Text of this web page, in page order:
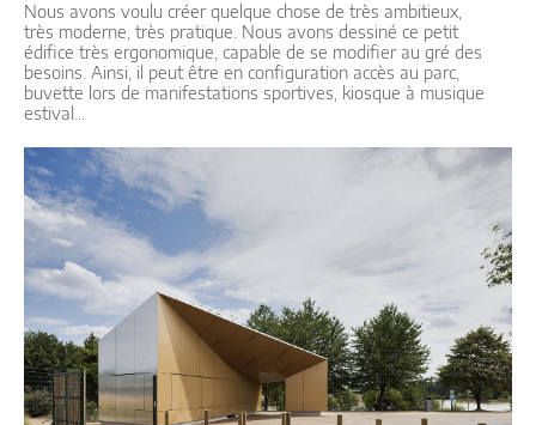
Nous avons voulu créer quelque chose de très ambitieux,
très moderne, très pratique. Nous avons dessiné ce petit
édifice très ergonomique, capable de se modifier au gré des
besoins. Ainsi, il peut être en configuration accès au parc,
buvette lors de manifestations sportives, kiosque à musique
estival...